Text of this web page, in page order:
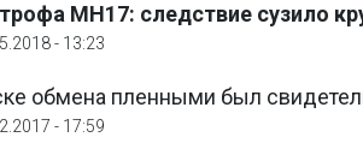
MH17: следствие сузило
- 13:23
обмена пленными был
- 17:59